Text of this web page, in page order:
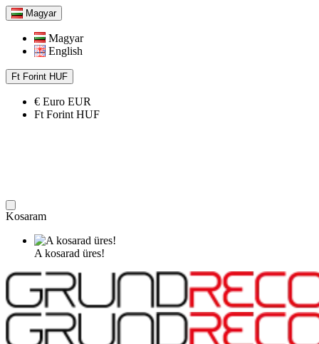
Magyar
Magyar
English
Ft Forint HUF
€ Euro EUR
Ft Forint HUF
Kosaram
A kosarad üres!